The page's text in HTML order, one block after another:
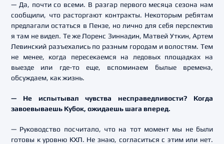
— Да, почти со всеми. В разгар первого месяца сезона нам
сообщили, что расторгают контракты. Некоторым ребятам
предлагали остаться в Пензе, но лично для себя перспектив
я там не видел. Те же Лоренс Зиннадин, Матвей Уткин, Артем
Левинский разъехались по разным городам и волостям. Тем
не менее, когда пересекаемся на ледовых площадках на
выезде или где-то еще, вспоминаем былые времена,
обсуждаем, как жизнь.
— Не испытывал чувства несправедливости? Когда
завоевываешь Кубок, ожидаешь шага вперед.
— Руководство посчитало, что на тот момент мы не были
готовы к уровню КХЛ. Не знаю, согласиться с этим или нет.